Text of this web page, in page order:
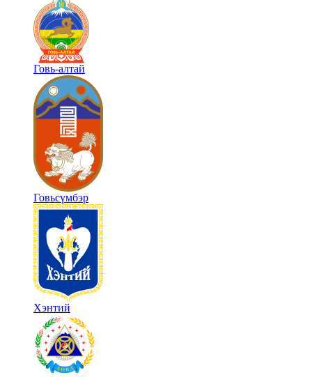
Говь-алтай
Говьсүмбэр
Хэнтий